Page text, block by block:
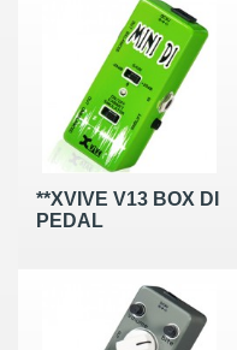
**XVIVE V13 BOX DI
PEDAL